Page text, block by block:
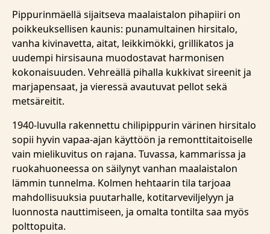
Pippurinmäellä sijaitseva maalaistalon pihapiiri on
poikkeuksellisen kaunis: punamultainen hirsitalo,
vanha kivinavetta, aitat, leikkimökki, grillikatos ja
uudempi hirsisauna muodostavat harmonisen
kokonaisuuden. Vehreällä pihalla kukkivat sireenit ja
marjapensaat, ja vieressä avautuvat pellot sekä
metsäreitit.
1940-luvulla rakennettu chilipippurin värinen hirsitalo
sopii hyvin vapaa-ajan käyttöön ja remonttitaitoiselle
vain mielikuvitus on rajana. Tuvassa, kammarissa ja
ruokahuoneessa on säilynyt vanhan maalaistalon
lämmin tunnelma. Kolmen hehtaarin tila tarjoaa
mahdollisuuksia puutarhalle, kotitarveviljelyyn ja
luonnosta nauttimiseen, ja omalta tontilta saa myös
polttopuita.